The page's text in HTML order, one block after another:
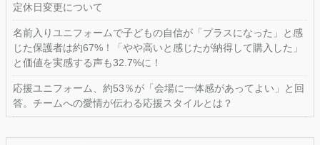
定休日変更について
名前入りユニフォームで子どもの自信が「プラスになった」と感
じた保護者は約67%！「やや高いと感じたが納得して購入した」
と価値を実感する声も32.7%に！
応援ユニフォーム、約53％が「会場に一体感があってよい」と回
答。チームへの愛情が伝わる応援スタイルとは？